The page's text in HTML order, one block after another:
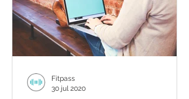
Fitpass
30 jul 2020